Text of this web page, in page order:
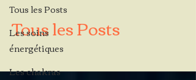
Tous les Posts
Les soins
énergétiques
Les chakras
Tous les Posts